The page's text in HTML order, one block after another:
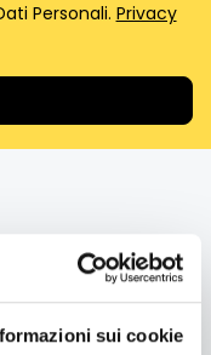
sui cookie
Personali. Privacy